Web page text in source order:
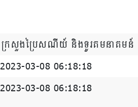
ក្រសួងប្រៃសណីយ៍ និងទូរគមនាគមន៍
2023-03-08 06:18:18
2023-03-08 06:18:18